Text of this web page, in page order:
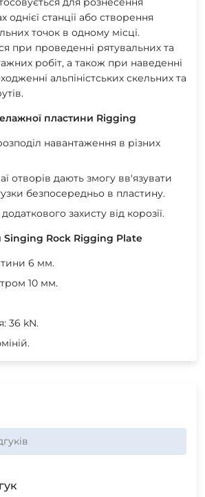
однієї станції або створення
точок в одному місці.
при проведенні рятувальних та
робіт, а також при наведенні
альпіністських скельних та
пластини Rigging
навантаження в різних
отворів дають змогу вв'язувати
безпосередньо в пластину.
захисту від корозії.
Singing Rock Rigging Plate
6 мм.
10 мм.
36 kN.